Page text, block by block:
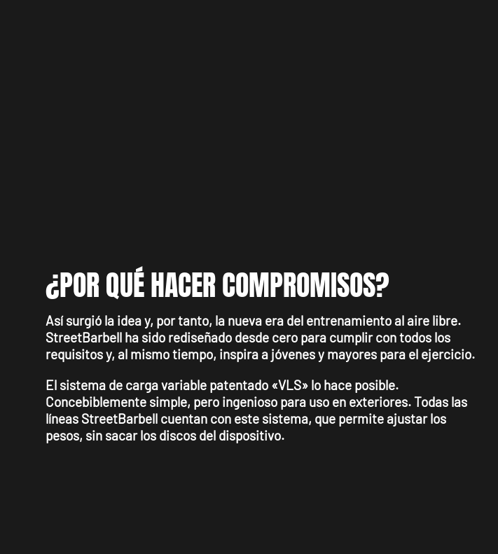
¿POR QUÉ HACER COMPROMISOS?
Así surgió la idea y, por tanto, la nueva era del entrenamiento al aire libre.
StreetBarbell ha sido rediseñado desde cero para cumplir con todos los
requisitos y, al mismo tiempo, inspira a jóvenes y mayores para el ejercicio.
El sistema de carga variable patentado «VLS» lo hace posible.
Concebiblemente simple, pero ingenioso para uso en exteriores. Todas las
líneas StreetBarbell cuentan con este sistema, que permite ajustar los
pesos, sin sacar los discos del dispositivo.